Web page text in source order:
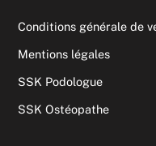
Conditions générale de
Mentions légales
SSK Podologue
SSK Ostéopathe